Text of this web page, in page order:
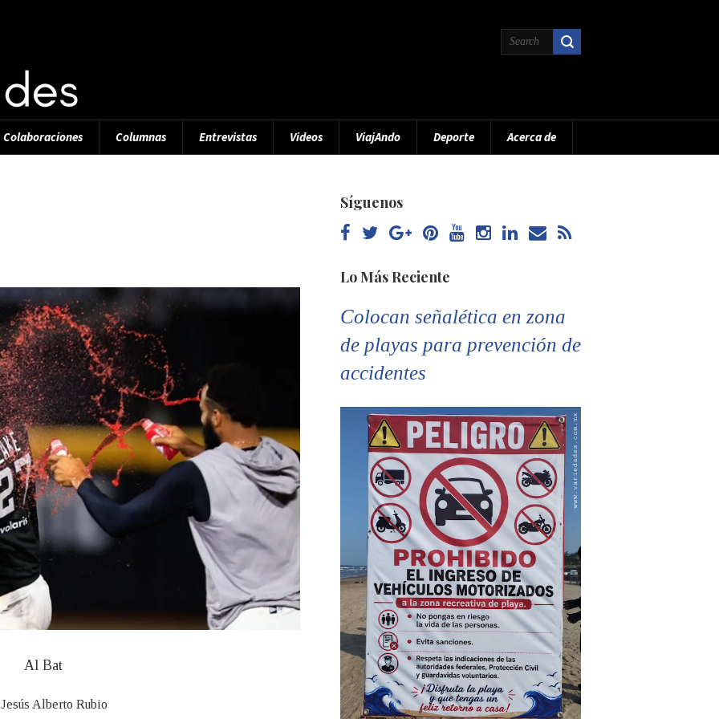
Colaboraciones Columnas Entrevistas Videos ViajAndo Deporte Acerca de
Al Bat
Alberto Rubio
Síguenos
Lo Más Reciente
Colocan señalética en zona
de playas para prevención de
accidentes